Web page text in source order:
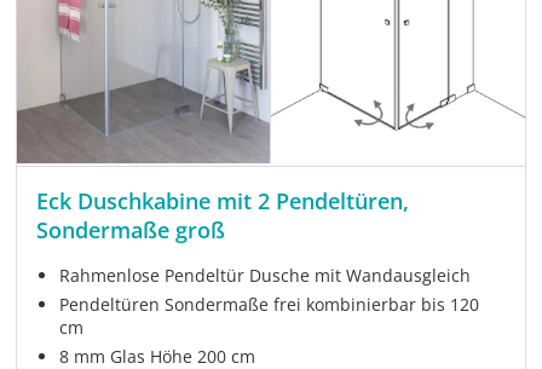
Eck Duschkabine mit 2 Pendeltüren,
Sondermaße groß
Rahmenlose Pendeltür Dusche mit Wandausgleich
Pendeltüren Sondermaße frei kombinierbar bis 120
cm
8 mm Glas Höhe 200 cm